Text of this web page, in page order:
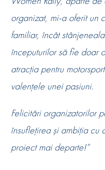
organizat, mi-a oferit un
familiar, încât
începuturilor să fie doar
atracția pentru
valențele unei pasiuni.
Felicitări organizatorilor
însuflețirea și ambiția cu
proiect mai departe!”